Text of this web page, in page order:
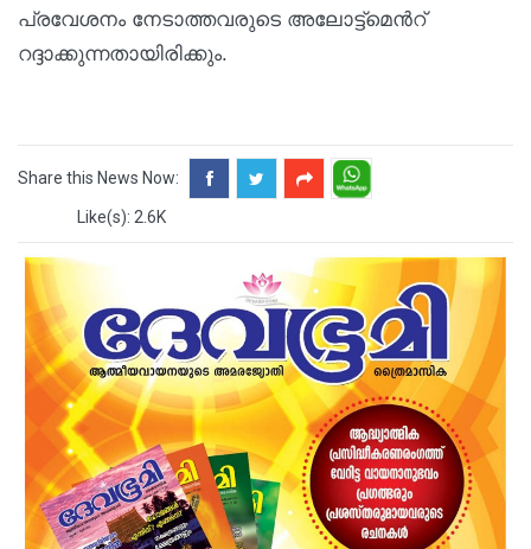
പ്രവേശനം നേടാത്തവരുടെ അലോട്ട്മെന്‍റ്
റദ്ദാക്കുന്നതായിരിക്കും.
Share this News Now:
Like(s): 2.6K